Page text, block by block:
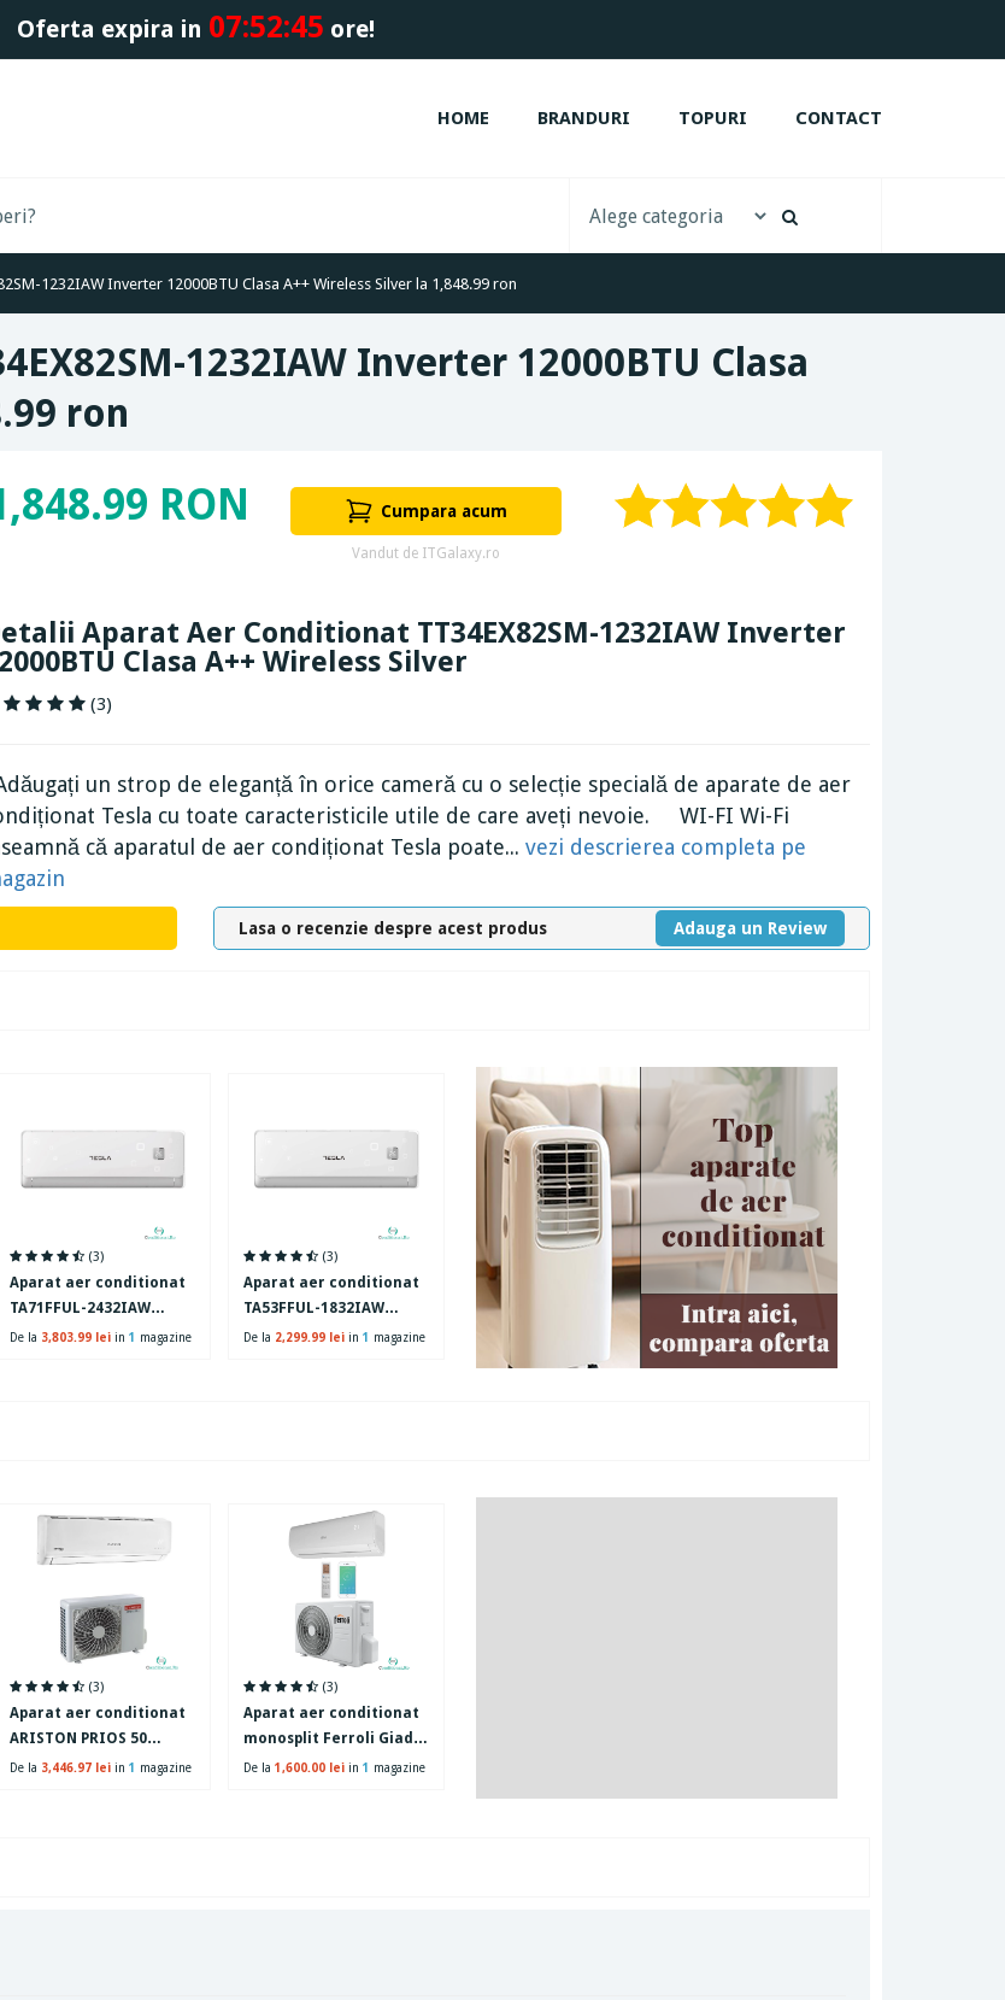
HOME BRANDURI TOPURI CONTACT
1232IAW Inverter 12000BTU Clasa A++ Wireless Silver la 1,848.99 ron
1232IAW Inverter 12000BTU Clasa
ron
RON Cumpara acum
Vandut de ITGalaxy.ro
Aparat Aer Conditionat TT34EX82SM-1232IAW Inverter
Clasa A++ Wireless Silver
(3)
un strop de eleganță în orice cameră cu o selecție specială de aparate de aer
Tesla cu toate caracteristicile utile de care aveți nevoie. WI-FI Wi-Fi
că aparatul de aer condiționat Tesla poate...vezi descrierea completa pe
Lasa o recenzie despre acest produs Adauga un Review
(3)
Aparat aer conditionat
TA71FFUL-2432IAW
Inverter 24000BTU Clasa
De la 3,803.99 lei in 1 magazine
(3)
Aparat aer conditionat
TA53FFUL-1832IAW
Inverter 18000BTU Clasa
De la 2,299.99 lei in 1 magazine
(3)
Aparat aer conditionat
ARISTON PRIOS 50
inverter 18000 BTU,
De la 3,446.97 lei in 1 magazine
(3)
Aparat aer conditionat
monosplit Ferroli Giada
S, 9000 BTU, A++, Wi-fi
De la 1,600.00 lei in 1 magazine
Oferta expira in 07:52:45 ore!